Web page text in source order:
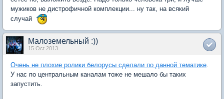
мужиков не дистрофичной комплекции... ну так, на всякий
случай
Малоземельный :))
15 Oct 2013
Очень не плохие ролики белорусы сделали по данной тематике.
У нас по центральным каналам тоже не мешало бы таких
запустить.